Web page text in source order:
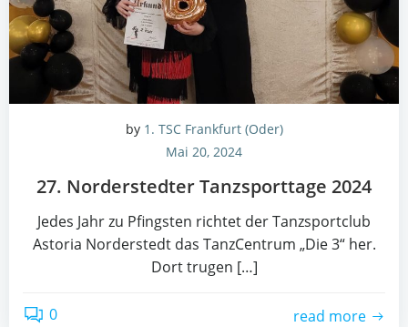
by 1. TSC Frankfurt (Oder)
Mai 20, 2024
27. Nor­der­sted­ter Tanz­sport­ta­ge 2024
Jedes Jahr zu Pfings­ten rich­tet der Tanz­sport­club
Asto­ria Nor­der­stedt das Tanz­Cen­trum „Die 3“ her.
Dort tru­gen […]
0 read more